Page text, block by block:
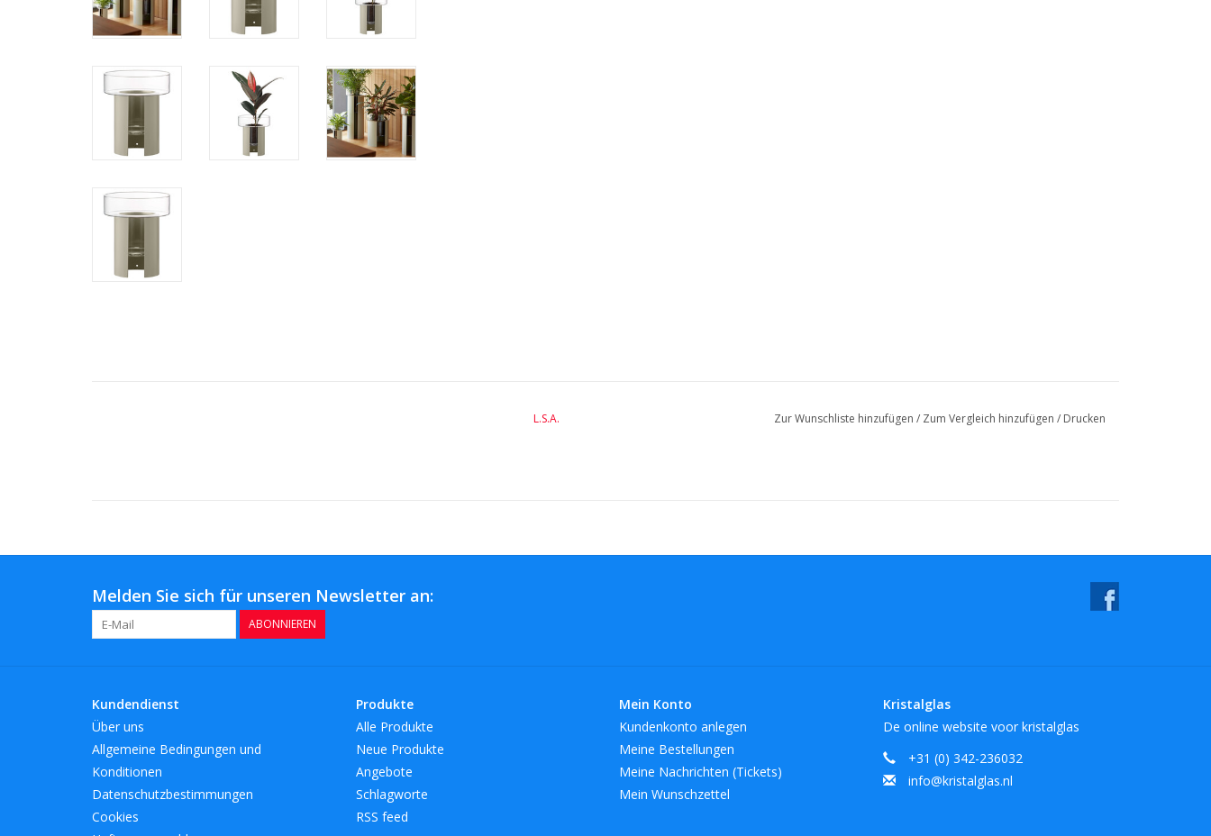
L.S.A. Zur Wunschliste hinzufügen / Zum Vergleich hinzufügen / Drucken
Melden Sie sich für unseren Newsletter an:
ABONNIEREN
Kundendienst
Über uns
Allgemeine Bedingungen und
Konditionen
Datenschutzbestimmungen
Cookies
Produkte
Alle Produkte
Neue Produkte
Angebote
Schlagworte
RSS feed
Mein Konto
Kundenkonto anlegen
Meine Bestellungen
Meine Nachrichten (Tickets)
Mein Wunschzettel
Kristalglas
De online website voor kristalglas
+31 (0) 342-236032
info@kristalglas.nl